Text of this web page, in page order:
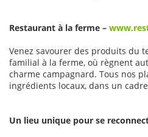
Restaurant à la ferme –
Venez savourer des produits du
familial à la ferme, où règnent
charme campagnard. Tous nos
ingrédients locaux, dans un
Un lieu unique pour se